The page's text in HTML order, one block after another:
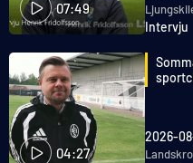
07:49
Intervju
04:27
2026-